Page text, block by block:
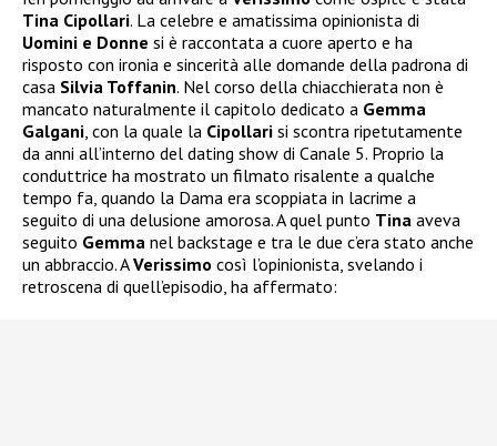
Tina Cipollari. La celebre e amatissima opinionista di
Uomini e Donne si è raccontata a cuore aperto e ha
risposto con ironia e sincerità alle domande della padrona di
casa Silvia Toffanin. Nel corso della chiacchierata non è
mancato naturalmente il capitolo dedicato a Gemma
Galgani , con la quale la Cipollari si scontra ripetutamente
da anni all’interno del dating show di Canale 5. Proprio la
conduttrice ha mostrato un filmato risalente a qualche
tempo fa, quando la Dama era scoppiata in lacrime a
seguito di una delusione amorosa. A quel punto Tina aveva
seguito Gemma nel backstage e tra le due c’era stato anche
un abbraccio. AVerissimo così l’opinionista, svelando i
retroscena di quell’episodio, ha affermato: